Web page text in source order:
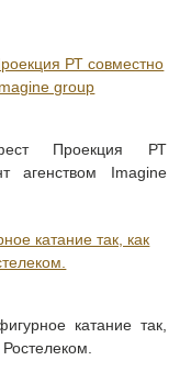
РТ совместно
group
Проекция РТ
агенством Imagine
катание так, как
катание так,